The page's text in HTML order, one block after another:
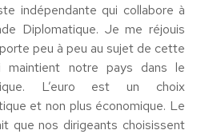
indépendante qui collabore à
Diplomatique. Je me réjouis
peu à peu au sujet de cette
maintient notre pays dans le
L’euro est un choix
et non plus économique. Le
que nos dirigeants choisissent